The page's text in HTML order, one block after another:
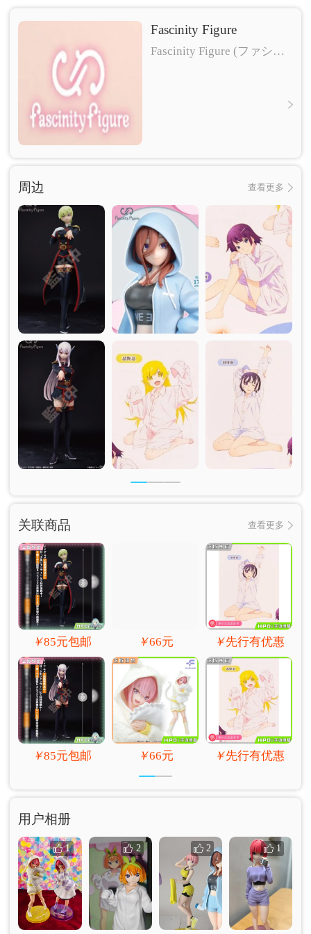
Fascinity Figure
Fascinity Figure (ファシニ
周边 查看更多
关联商品 查看更多
￥85元包邮
￥85元包邮
￥66元
￥66元
￥先行有优惠
￥先行有优惠
用户相册
1 2 2 1